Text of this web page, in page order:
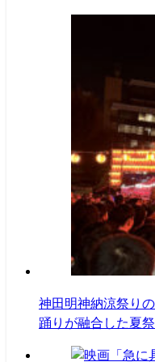
神田明神納涼祭り
踊りが融合した夏祭